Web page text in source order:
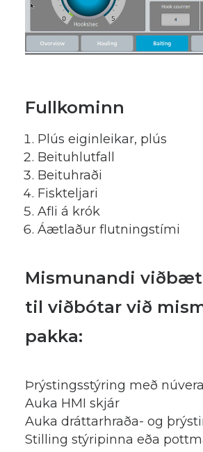
Fullkominn
Plús eiginleikar, plús
Beituhlutfall
Beituhraði
Fiskteljari
Afli á krók
Áætlaður flutningstími
Mismunandi
til viðbótar við
pakka:
Þrýstingsstýring með
Auka HMI skjár
Auka dráttarhraða- og
Stilling stýripinna eða